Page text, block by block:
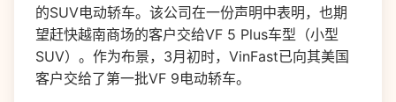
的SUV电动轿车。该公司在一份声明中表明，也期
望赶快越南商场的客户交给VF 5 Plus车型（小型
SUV）。作为布景，3月初时，VinFast已向其美国
客户交给了第一批VF 9电动轿车。